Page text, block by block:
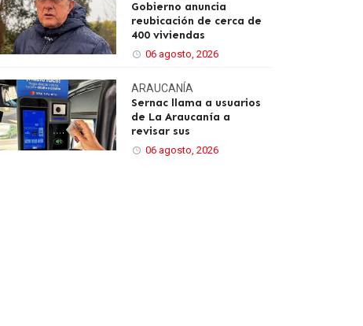
Gobierno anuncia
reubicación de cerca de
400 viviendas
06 agosto, 2026
ARAUCANÍA
Sernac llama a usuarios
de La Araucanía a
revisar sus
06 agosto, 2026